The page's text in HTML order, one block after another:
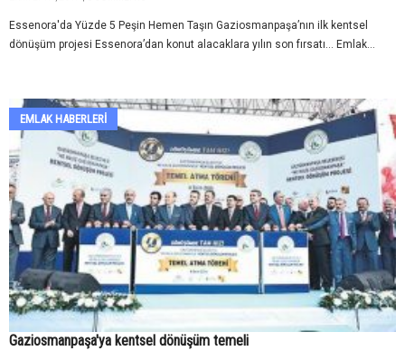
Essenora'da Yüzde 5 Peşin Hemen Taşın Gaziosmanpaşa’nın ilk kentsel
dönüşüm projesi Essenora’dan konut alacaklara yılın son fırsatı… Emlak...
EMLAK HABERLERI
Gaziosmanpaşa'ya kentsel dönüşüm temeli